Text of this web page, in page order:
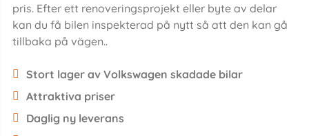
pris. Efter ett renoveringsprojekt eller byte av delar
kan du få bilen inspekterad på nytt så att den kan gå
tillbaka på vägen..
Stort lager av Volkswagen skadade bilar
Attraktiva priser
Daglig ny leverans